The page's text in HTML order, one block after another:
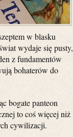
w blasku
wydaje się pusty,
z fundamentów
bohaterów do
bogate panteon
to coś więcej niż
cywilizacji.